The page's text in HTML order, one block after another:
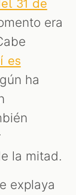
31 de
era
es
ha
la mitad.
explaya